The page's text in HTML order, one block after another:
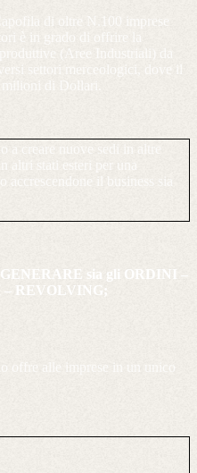
di oltre N.100 imprese
è in grado di offrire la
(Aree Industriali) da
settori merceologici, dove il
di Dollari.
a creare nuove sedi in altre
altri stati esteri per una
accrescendone il business sia
sia gli ORDINI –
– REVOLVING;
offre alle imprese in un unico